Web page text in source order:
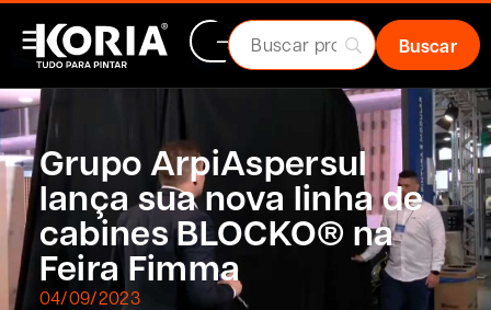
Grupo ArpiAspersul
lança sua nova linha de
cabines BLOCKO® na
Feira Fimma
04/09/2023